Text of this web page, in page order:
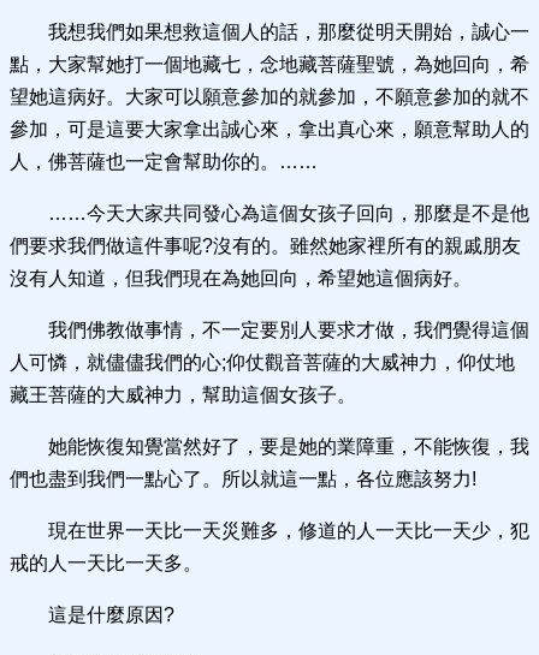
我想我們如果想救這個人的話，那麼從明天開始，誠心一
點，大家幫她打一個地藏七，念地藏菩薩聖號，為她回向，希
望她這病好。大家可以願意參加的就參加，不願意參加的就不
參加，可是這要大家拿出誠心來，拿出真心來，願意幫助人的
人，佛菩薩也一定會幫助你的。……
……今天大家共同發心為這個女孩子回向，那麼是不是他
們要求我們做這件事呢?沒有的。雖然她家裡所有的親戚朋友
沒有人知道，但我們現在為她回向，希望她這個病好。
我們佛教做事情，不一定要別人要求才做，我們覺得這個
人可憐，就儘儘我們的心;仰仗觀音菩薩的大威神力，仰仗地
藏王菩薩的大威神力，幫助這個女孩子。
她能恢復知覺當然好了，要是她的業障重，不能恢復，我
們也盡到我們一點心了。所以就這一點，各位應該努力!
現在世界一天比一天災難多，修道的人一天比一天少，犯
戒的人一天比一天多。
這是什麼原因?